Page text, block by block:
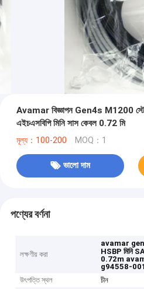
Avamar বিজ্ঞাপন Gen4s M1200
এইচএসবিপি মিনি সাস কেবল 0.72 মি
মূল্য：100-200 MOQ：1
ভালো দাম
পণ্যের বর্ণনা
লক্ষণীয় করা
avamar
HSBP মিনি
0.72m
g94558-001
উৎপত্তি স্থল
চীন